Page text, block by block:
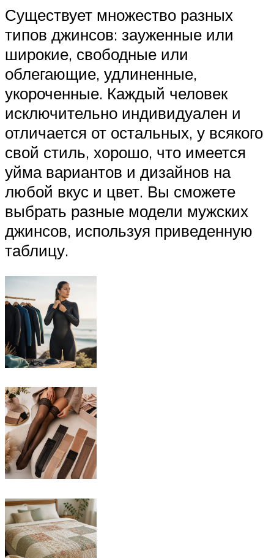
Существует множество разных
типов джинсов: зауженные или
широкие, свободные или
облегающие, удлиненные,
укороченные. Каждый человек
исключительно индивидуален и
отличается от остальных, у всякого
свой стиль, хорошо, что имеется
уйма вариантов и дизайнов на
любой вкус и цвет. Вы сможете
выбрать разные модели мужских
джинсов, используя приведенную
таблицу.